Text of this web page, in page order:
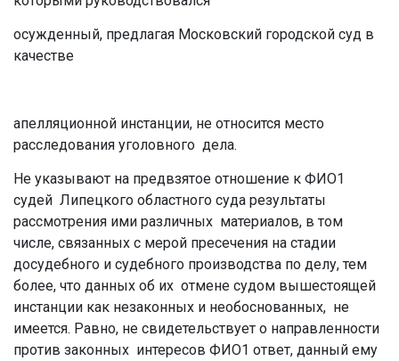
осужденный, предлагая Московский городской суд в
качестве
апелляционной инстанции, не относится место
расследования уголовного дела.
Не указывают на предвзятое отношение к ФИО1
судей Липецкого областного суда результаты
рассмотрения ими различных материалов, в том
числе, связанных с мерой пресечения на стадии
досудебного и судебного производства по делу, тем
более, что данных об их отмене судом вышестоящей
инстанции как незаконных и необоснованных, не
имеется. Равно, не свидетельствует о направленности
против законных интересов ФИО1 ответ, данный ему